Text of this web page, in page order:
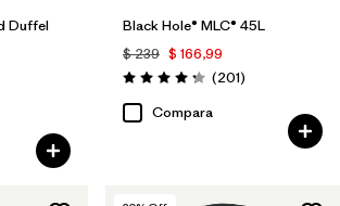
Duffel
Black Hole® MLC® 45L
$ 239 $ 166,99
Valoración: 4.3 / 5
(201Comentarios
)
Compara